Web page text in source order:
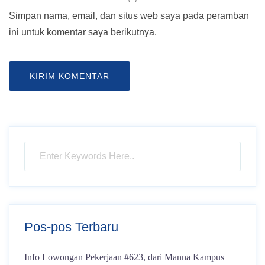
Simpan nama, email, dan situs web saya pada peramban
ini untuk komentar saya berikutnya.
Pos-pos Terbaru
Info Lowongan Pekerjaan #623, dari Manna Kampus